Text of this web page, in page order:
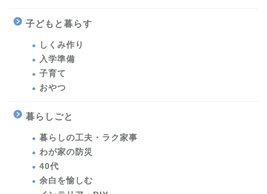
子どもと暮らす
しくみ作り
入学準備
子育て
おやつ
暮らしごと
暮らしの工夫・ラク家事
わが家の防災
40代
余白を愉しむ